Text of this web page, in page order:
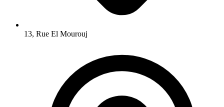
13, Rue El Mourouj